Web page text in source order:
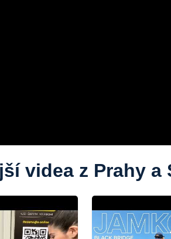
videa z Prahy